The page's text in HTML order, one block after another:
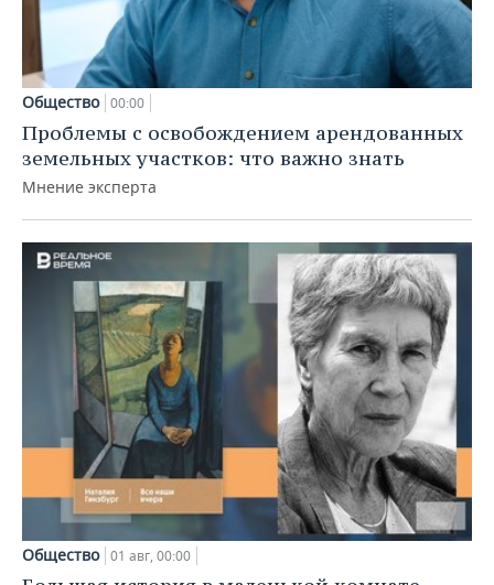
Общество 00:00
Проблемы с освобождением арендованных
земельных участков: что важно знать
Мнение эксперта
Общество 01 авг, 00:00